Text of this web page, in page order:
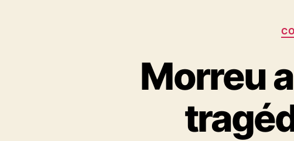
Morreu